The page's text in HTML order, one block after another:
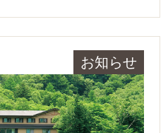
お知らせ